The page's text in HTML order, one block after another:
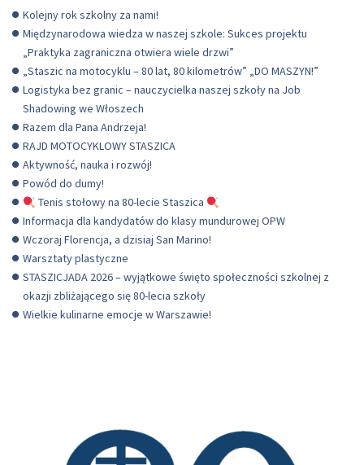
Kolejny rok szkolny za nami!
Międzynarodowa wiedza w naszej szkole: Sukces projektu
„Praktyka zagraniczna otwiera wiele drzwi”
„Staszic na motocyklu – 80 lat, 80 kilometrów” „DO MASZYN!”
Logistyka bez granic – nauczycielka naszej szkoły na Job
Shadowing we Włoszech
Razem dla Pana Andrzeja!
RAJD MOTOCYKLOWY STASZICA
Aktywność, nauka i rozwój!
Powód do dumy!
Tenis stołowy na 80-lecie Staszica
Informacja dla kandydatów do klasy mundurowej OPW
Wczoraj Florencja, a dzisiaj San Marino!
Warsztaty plastyczne
STASZICJADA 2026 – wyjątkowe święto społeczności szkolnej z
okazji zbliżającego się 80-lecia szkoły
Wielkie kulinarne emocje w Warszawie!